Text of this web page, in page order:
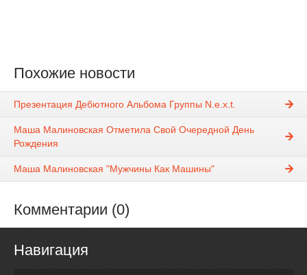
Похожие новости
Презентация Дебютного Альбома Группы N.e.x.t.
Маша Малиновская Отметила Свой Очередной День
Рождения
Маша Малиновская "Мужчины Как Машины"
Комментарии (0)
Навигация